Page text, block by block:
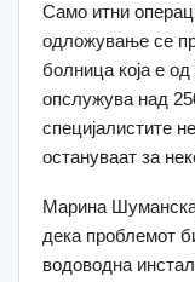
Само итни
одложување се
болница која е од
опслужува над
специјалистите
остануваат за
Марина
дека проблемот
водоводна